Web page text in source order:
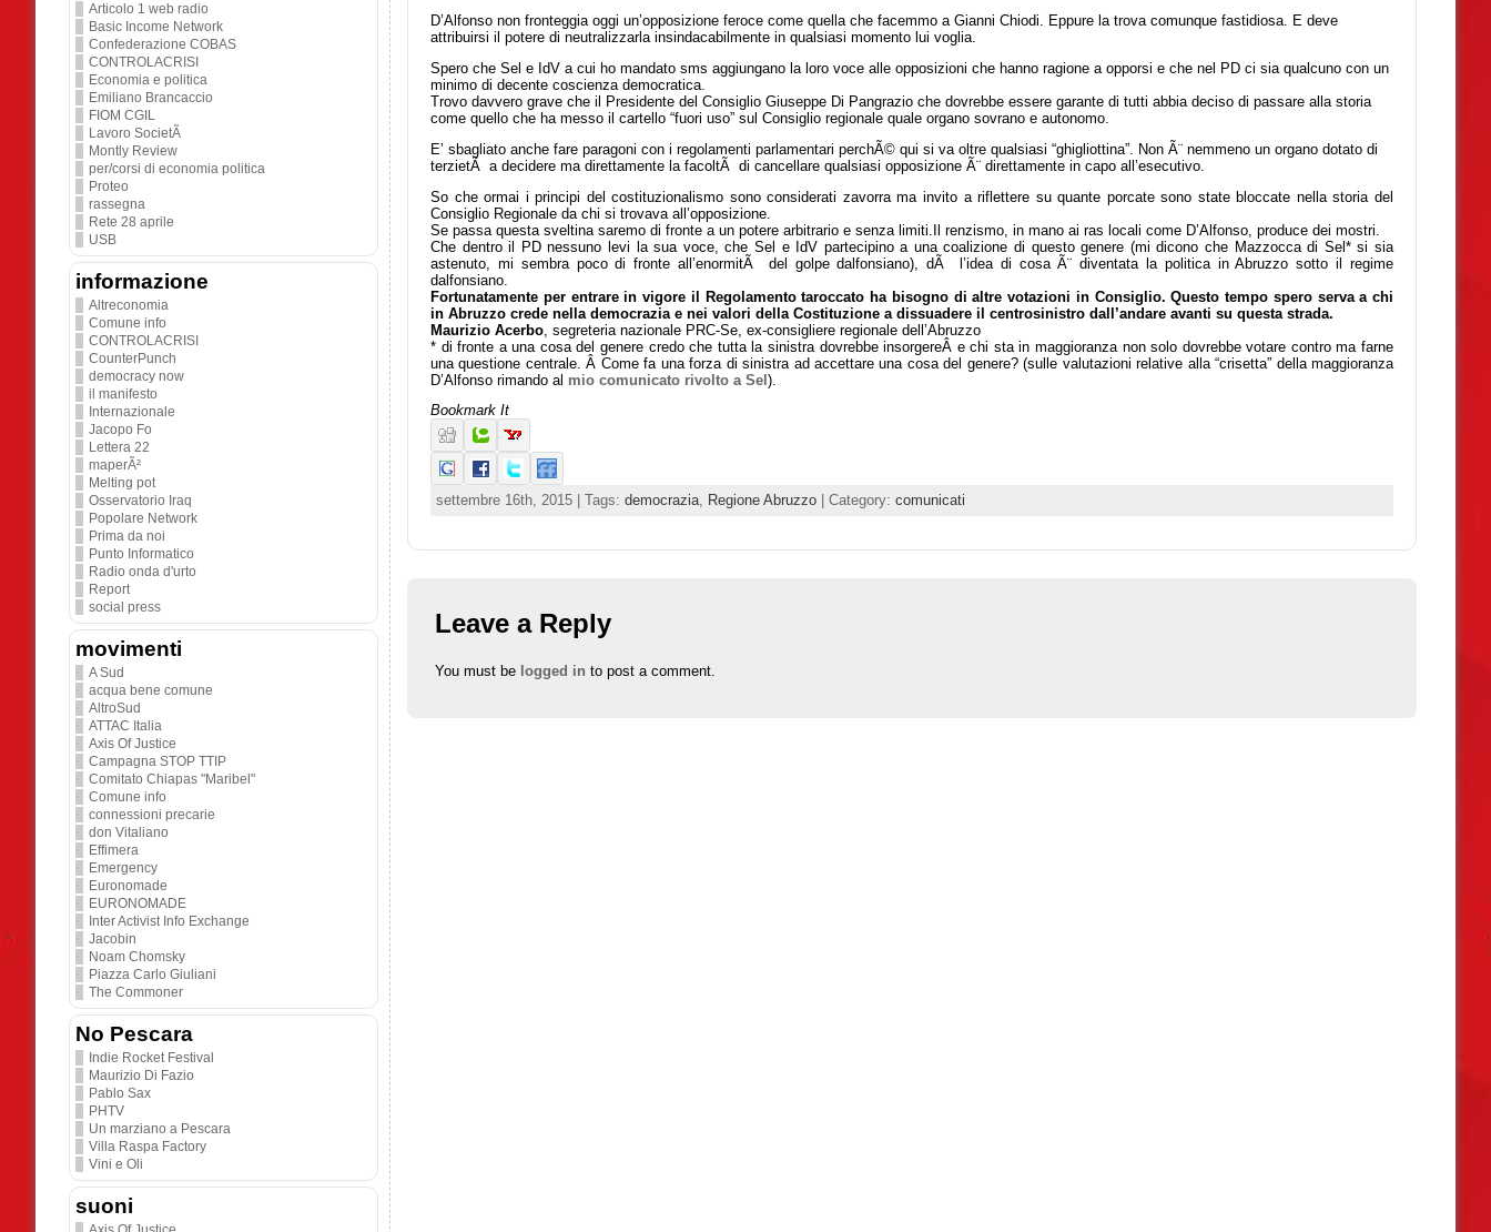
Articolo 1 web radio
Basic Income Network
Confederazione COBAS
CONTROLACRISI
Economia e politica
Emiliano Brancaccio
FIOM CGIL
Lavoro SocietÃ
Montly Review
per/corsi di economia politica
Proteo
rassegna
Rete 28 aprile
USB
informazione
Altreconomia
Comune info
CONTROLACRISI
CounterPunch
democracy now
il manifesto
Internazionale
Jacopo Fo
Lettera 22
maperÃ²
Melting pot
Osservatorio Iraq
Popolare Network
Prima da noi
Punto Informatico
Radio onda d'urto
Report
social press
movimenti
A Sud
acqua bene comune
AltroSud
ATTAC Italia
Axis Of Justice
Campagna STOP TTIP
Comitato Chiapas "Maribel"
Comune info
connessioni precarie
don Vitaliano
Effimera
Emergency
Euronomade
EURONOMADE
Inter Activist Info Exchange
Jacobin
Noam Chomsky
Piazza Carlo Giuliani
The Commoner
No Pescara
Indie Rocket Festival
Maurizio Di Fazio
Pablo Sax
PHTV
Un marziano a Pescara
Villa Raspa Factory
Vini e Oli
suoni
D’Alfonso non fronteggia oggi un’opposizione feroce come quella che facemmo a Gianni Chiodi. Eppure la trova comunque fastidiosa. E deve
attribuirsi il potere di neutralizzarla insindacabilmente in qualsiasi momento lui voglia.
Spero che Sel e IdV a cui ho mandato sms aggiungano la loro voce alle opposizioni che hanno ragione a opporsi e che nel PD ci sia qualcuno con un
minimo di decente coscienza democratica.
Trovo davvero grave che il Presidente del Consiglio Giuseppe Di Pangrazio che dovrebbe essere garante di tutti abbia deciso di passare alla storia
come quello che ha messo il cartello “fuori uso” sul Consiglio regionale quale organo sovrano e autonomo.
E’ sbagliato anche fare paragoni con i regolamenti parlamentari perchÃ© qui si va oltre qualsiasi “ghigliottina”. Non Ã¨ nemmeno un organo dotato di
terzietÃ a decidere ma direttamente la facoltÃ di cancellare qualsiasi opposizione Ã¨ direttamente in capo all’esecutivo.
So che ormai i principi del costituzionalismo sono considerati zavorra ma invito a riflettere su quante porcate sono state bloccate nella storia del
Consiglio Regionale da chi si trovava all’opposizione.
Se passa questa sveltina saremo di fronte a un potere arbitrario e senza limiti.Il renzismo, in mano ai ras locali come D’Alfonso, produce dei mostri.
Che dentro il PD nessuno levi la sua voce, che Sel e IdV partecipino a una coalizione di questo genere (mi dicono che Mazzocca di Sel* si sia
astenuto, mi sembra poco di fronte all’enormitÃ del golpe dalfonsiano), dÃ l’idea di cosa Ã¨ diventata la politica in Abruzzo sotto il regime
dalfonsiano.
Fortunatamente per entrare in vigore il Regolamento taroccato ha bisogno di altre votazioni in Consiglio. Questo tempo spero serva a chi
in Abruzzo crede nella democrazia e nei valori della Costituzione a dissuadere il centrosinistro dall’andare avanti su questa strada.
Maurizio Acerbo , segreteria nazionale PRC-Se, ex-consigliere regionale dell’Abruzzo
* di fronte a una cosa del genere credo che tutta la sinistra dovrebbe insorgereÂ e chi sta in maggioranza non solo dovrebbe votare contro ma farne
una questione centrale. Â Come fa una forza di sinistra ad accettare una cosa del genere? (sulle valutazioni relative alla “crisetta” della maggioranza
D’Alfonso rimando al mio comunicato rivolto a Sel).
Bookmark It
settembre 16th, 2015 | Tags: democrazia, Regione Abruzzo | Category: comunicati
Leave a Reply
You must be logged in to post a comment.